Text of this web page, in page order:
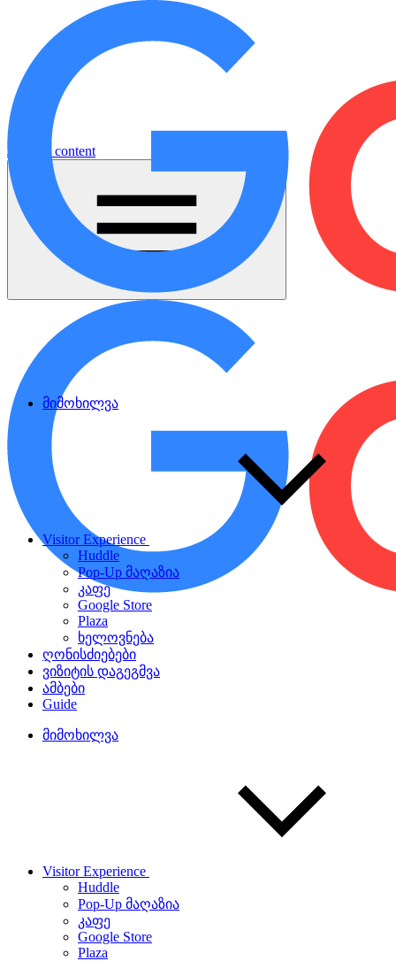
Jump to content
მიმოხილვა
Visitor Experience
Huddle
Pop-Up მაღაზია
კაფე
Google Store
Plaza
ხელოვნება
ღონისძიებები
ვიზიტის დაგეგმვა
ამბები
Guide
მიმოხილვა
Visitor Experience
Huddle
Pop-Up მაღაზია
კაფე
Google Store
Plaza